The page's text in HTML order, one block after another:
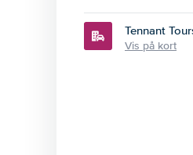
Tennant
Vis på kort